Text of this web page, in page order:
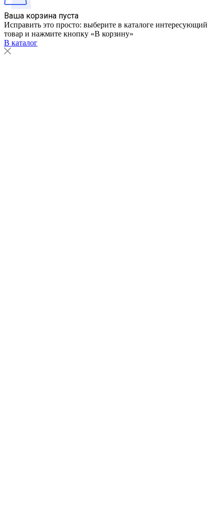
Ваша корзина пуста
Исправить это просто: выберите в каталоге интересующий
товар и нажмите кнопку «В корзину»
В каталог